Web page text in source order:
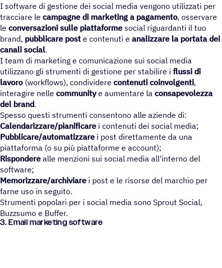
I software di gestione dei social media vengono utilizzati per
tracciare le campagne di marketing a pagamento, osservare
le conversazioni sulle piattaforme social riguardanti il tuo
brand, pubblicare post e contenuti e analizzare la portata dei
canali social.
I team di marketing e comunicazione sui social media
utilizzano gli strumenti di gestione per stabilire i flussi di
lavoro (workflows), condividere contenuti coinvolgenti,
interagire nelle communitye aumentare la consapevolezza
del brand.
Spesso questi strumenti consentono alle aziende di:
Calendarizzare/pianificare i contenuti dei social media;
Pubblicare/automatizzare i post direttamente da una
piattaforma (o su più piattaforme e account);
Rispondere alle menzioni sui social media all'interno del
software;
Memorizzare/archiviare i post e le risorse del marchio per
farne uso in seguito.
Strumenti popolari per i social media sono Sprout Social,
Buzzsumo e Buffer.
3. Email marketing software